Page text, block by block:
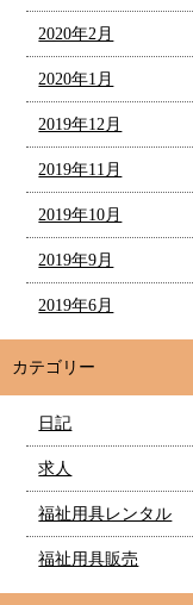
2020年2月
2020年1月
2019年12月
2019年11月
2019年10月
2019年9月
2019年6月
カテゴリー
日記
求人
福祉用具レンタル
福祉用具販売